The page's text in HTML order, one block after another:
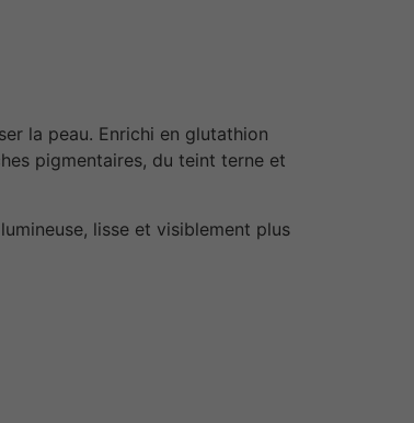
la peau. Enrichi en glutathion
pigmentaires, du teint terne et
lisse et visiblement plus